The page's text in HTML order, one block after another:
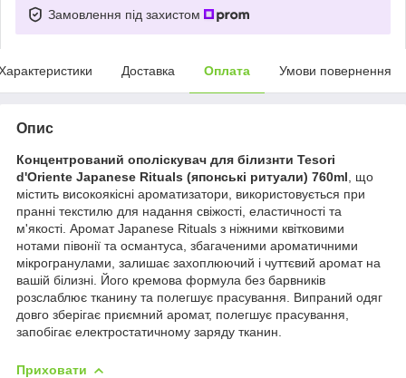
Замовлення під захистом
Доставка Оплата Умови повернення
Опис
Концентрований ополіскувач для білизнти Tesori
d'Oriente Japanese Rituals (японські ритуали) 760ml , що
містить високоякісні ароматизатори, використовується при
пранні текстилю для надання свіжості, еластичності та
м'якості. Аромат Japanese Rituals з ніжними квітковими
нотами півонії та османтуса, збагаченими ароматичними
мікрогранулaми, залишає захоплюючий і чуттєвий аромат на
вашій білизні. Його кремова формула без барвників
розслаблює тканину та полегшує прасування. Випраний одяг
довго зберігає приємний аромат, полегшує прасування,
запобігає електростатичному заряду тканин.
Приховати